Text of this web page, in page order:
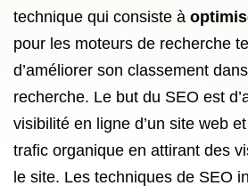
technique qui consiste à
pour les moteurs de recherche
d’améliorer son classement
recherche. Le but du SEO est
visibilité en ligne d’un site web
trafic organique en attirant des
le site. Les techniques de SEO